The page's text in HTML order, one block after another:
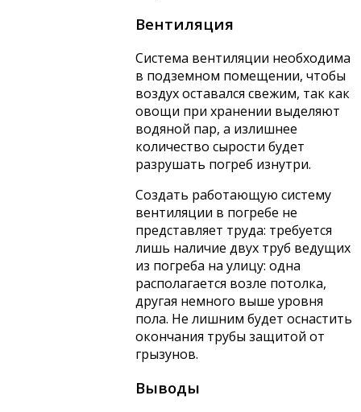
Вентиляция
Система вентиляции необходима
в подземном помещении, чтобы
воздух оставался свежим, так как
овощи при хранении выделяют
водяной пар, а излишнее
количество сырости будет
разрушать погреб изнутри.
Создать работающую систему
вентиляции в погребе не
представляет труда: требуется
лишь наличие двух труб ведущих
из погреба на улицу: одна
располагается возле потолка,
другая немного выше уровня
пола. Не лишним будет оснастить
окончания трубы защитой от
грызунов.
Выводы